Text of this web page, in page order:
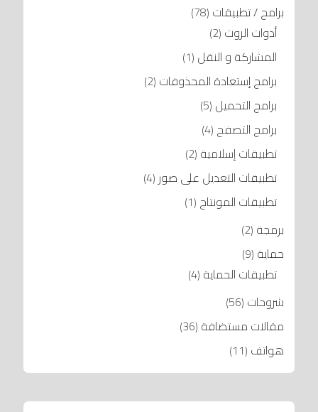
برامج / تطبيقات (78)
أدوات الروت (2)
المشاركة و النقل (1)
برامج إستعادة المحذوفات (2)
برامج التحميل (5)
برامج التصفح (4)
تطبيقات إسلامية (2)
تطبيقات التعديل على صور (4)
تطبيقات المونتاج (1)
برمجة (2)
حماية (9)
تطبيقات الحماية (4)
شروحات (56)
مقالات مستضافة (36)
هواتف (11)